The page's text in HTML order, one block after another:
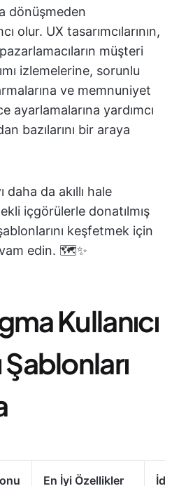
dönüşmeden
olur. UX tasarımcılarının,
müşteri
izlemelerine, sorunlu
ve memnuniyet
ayarlamalarına yardımcı
bazılarını bir araya
da akıllı hale
içgörülerle donatılmış
keşfetmek için
edin. 🗺️✨
Kullanıcı
En İyi Özellikler